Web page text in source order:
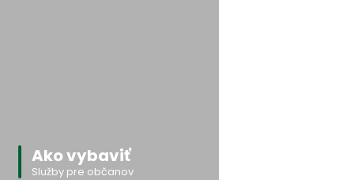
Ako vybaviť
Služby pre občanov